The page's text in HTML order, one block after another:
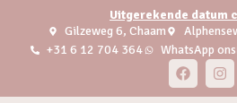
Uitgerekende datum
Gilzeweg 6, Chaam
+31 6 12 704 364
WhatsApp ons